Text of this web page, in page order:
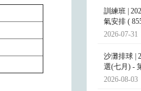
訓練班 |
氣安排 (
2026-07-31
沙灘排球 |
選(七月) -
2026-08-03